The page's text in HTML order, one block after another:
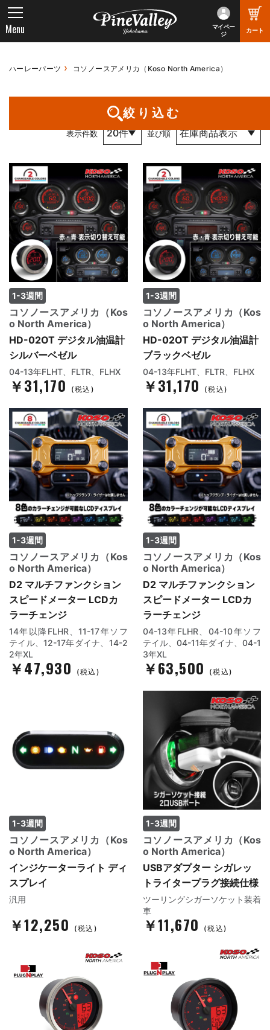
マイペー
ジ
カート
Menu
ハーレーパーツ コソノースアメリカ（Koso North America）
絞り込む
1件～17件 （全17件） 1 / 1 ページ
表示件数 並び順
1-3週間
コソノースアメリカ（Kos
o North America）
HD-02OT デジタル油温計
シルバーベゼル
04-13年FLHT、FLTR、FLHX
￥31,170 (税込)
1-3週間
コソノースアメリカ（Kos
o North America）
HD-02OT デジタル油温計
ブラックベゼル
04-13年FLHT、FLTR、FLHX
￥31,170 (税込)
1-3週間
コソノースアメリカ（Kos
o North America）
D2 マルチファンクション
スピードメーター LCDカ
ラーチェンジ
14年以降FLHR、11-17年ソフ
テイル、12-17年ダイナ、14-2
2年XL
￥47,930 (税込)
1-3週間
コソノースアメリカ（Kos
o North America）
D2 マルチファンクション
スピードメーター LCDカ
ラーチェンジ
04-13年FLHR、04-10年ソフ
テイル、04-11年ダイナ、04-1
3年XL
￥63,500 (税込)
1-3週間
コソノースアメリカ（Kos
o North America）
インジケーターライト ディ
スプレイ
汎用
￥12,250 (税込)
1-3週間
コソノースアメリカ（Kos
o North America）
USBアダプター シガレッ
トライタープラグ接続仕様
ツーリングシガーソケット装着
車
￥11,670 (税込)